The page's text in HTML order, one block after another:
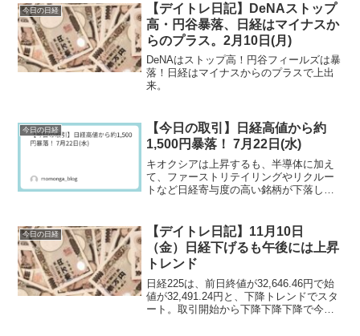
今日の日経
【デイトレ日記】DeNAストップ
高・円谷暴落、日経はマイナスか
らのプラス。2月10日(月)
DeNAはストップ高！円谷フィールズは暴
落！日経はマイナスからのプラスで上出
来。
今日の日経
【今日の取引】日経高値から約
1,500円暴落！ 7月22日(水)
キオクシアは上昇するも、半導体に加え
て、ファーストリテイリングやリクルー
トなど日経寄与度の高い銘柄が下落し、
落トレンドの地獄。
今日の日経
【デイトレ日記】11月10日
（金）日経下げるも午後には上昇
トレンド
日経225は、前日終値が32,646.46円で始
値が32,491.24円と、下降トレンドでスタ
ート。取引開始から下降下降下降で今日